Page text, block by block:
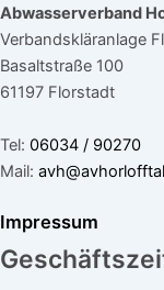
Abwasserverband
Verbandskläranlage
Basaltstraße 100
61197 Florstadt
Tel: 06034 / 90270
Mail:
Impressum